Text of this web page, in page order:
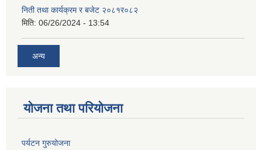
निती तथा कार्यक्रम र बजेट २०८१र०८२
मिति: 06/26/2024 - 13:54
अन्य
योजना तथा परियोजना
पर्यटन गुरुयोजना